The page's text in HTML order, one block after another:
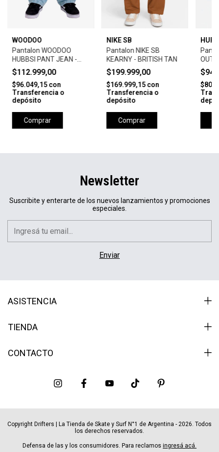
WOODOO
Pantalon WOODOO
HUBBSI PANT JEAN -
CELESTE
$112.999,00
$96.049,15con
Transferencia o
depósito
Comprar
NIKE SB
Pantalon NIKE SB
KEARNY - BRITISH TAN
$199.999,00
$169.999,15con
Transferencia o
depósito
Comprar
-
Newsletter
Suscribite y enterarte de los nuevos lanzamientos y promociones
especiales.
ASISTENCIA
TIENDA
CONTACTO
Copyright Drifters | La Tienda de Skate y Surf N°1 de Argentina - 2026. Todos
los derechos reservados.
Defensa de las y los consumidores. Para reclamos ingresá acá.